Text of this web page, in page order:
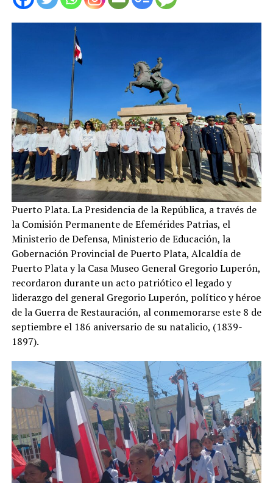
Puerto Plata. La Presidencia de la República, a través de
la Comisión Permanente de Efemérides Patrias, el
Ministerio de Defensa, Ministerio de Educación, la
Gobernación Provincial de Puerto Plata, Alcaldía de
Puerto Plata y la Casa Museo General Gregorio Luperón,
recordaron durante un acto patriótico el legado y
liderazgo del general Gregorio Luperón, político y héroe
de la Guerra de Restauración, al conmemorarse este 8 de
septiembre el 186 aniversario de su natalicio, (1839-
1897).